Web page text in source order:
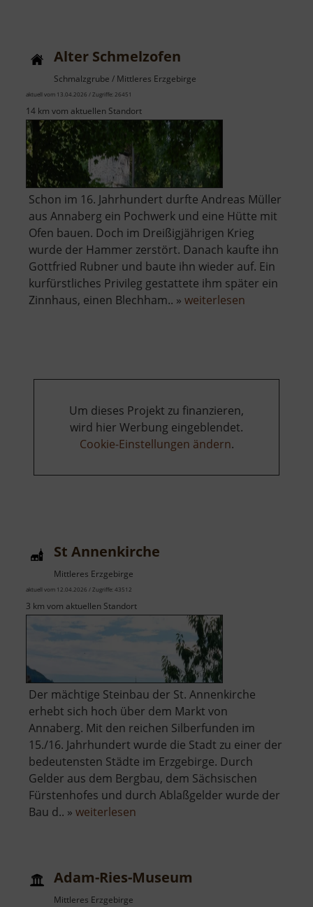
Alter Schmelzofen
Schmalzgrube / Mittleres Erzgebirge
aktuell vom 13.04.2026 / Zugriffe: 26451
14 km vom aktuellen Standort
Schon im 16. Jahrhundert durfte Andreas Müller
aus Annaberg ein Pochwerk und eine Hütte mit
Ofen bauen. Doch im Dreißigjährigen Krieg
wurde der Hammer zerstört. Danach kaufte ihn
Gottfried Rubner und baute ihn wieder auf. Ein
kurfürstliches Privileg gestattete ihm später ein
Zinnhaus, einen Blechham.. » weiterlesen
Um dieses Projekt zu finanzieren,
wird hier Werbung eingeblendet.
Cookie-Einstellungen ändern.
St Annenkirche
Mittleres Erzgebirge
aktuell vom 12.04.2026 / Zugriffe: 43512
3 km vom aktuellen Standort
Der mächtige Steinbau der St. Annenkirche
erhebt sich hoch über dem Markt von
Annaberg. Mit den reichen Silberfunden im
15./16. Jahrhundert wurde die Stadt zu einer der
bedeutensten Städte im Erzgebirge. Durch
Gelder aus dem Bergbau, dem Sächsischen
Fürstenhofes und durch Ablaßgelder wurde der
Bau d.. » weiterlesen
Adam-Ries-Museum
Mittleres Erzgebirge